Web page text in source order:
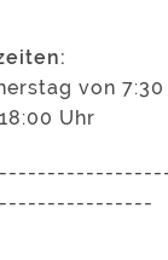
von
Uhr